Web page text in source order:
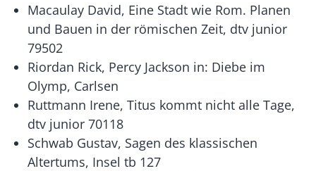
Macaulay David, Eine Stadt wie Rom. Planen
und Bauen in der römischen Zeit, dtv junior
79502
Riordan Rick, Percy Jackson in: Diebe im
Olymp, Carlsen
Ruttmann Irene, Titus kommt nicht alle Tage,
dtv junior 70118
Schwab Gustav, Sagen des klassischen
Altertums, Insel tb 127